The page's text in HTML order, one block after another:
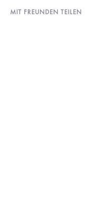
MIT FREUNDEN TEILEN